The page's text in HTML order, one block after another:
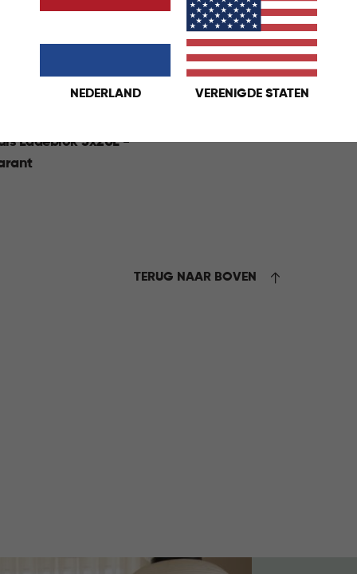
NEDERLAND VERENIGDE STATEN
Ladeblok 3x20L -
TERUG NAAR BOVEN